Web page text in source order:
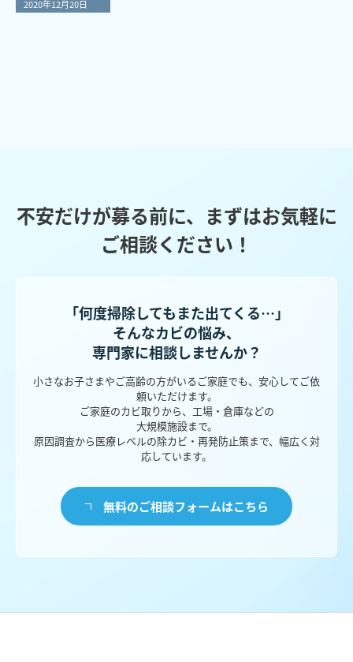
2020年12月20日
不安だけが募る前に、まずはお気軽に
ご相談ください！
「何度掃除してもまた出てくる…」
そんなカビの悩み、
専門家に相談しませんか？
小さなお子さまやご高齢の方がいるご家庭でも、安心してご依
頼いただけます。
ご家庭のカビ取りから、工場・倉庫などの
大規模施設まで。
原因調査から医療レベルの除カビ・再発防止策まで、幅広く対
応しています。
無料のご相談フォームはこちら